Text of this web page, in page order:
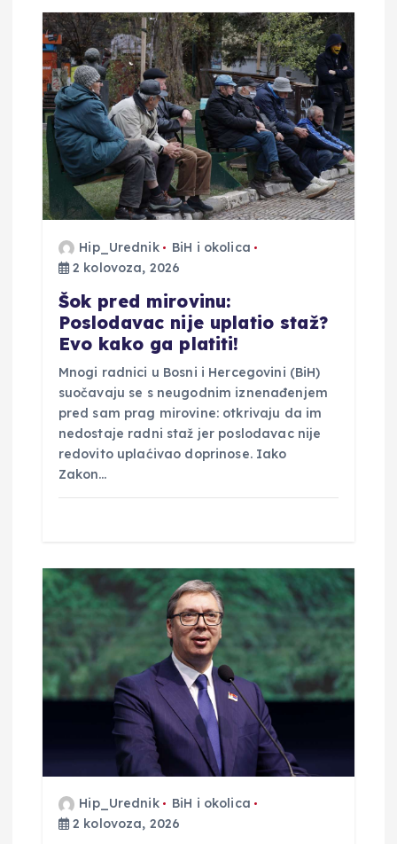
a
o
b
a
Hip_Urednik
BiH i okolica
2 kolovoza, 2026
Šok pred mirovinu:
Poslodavac nije uplatio staž?
Evo kako ga platiti!
Mnogi radnici u Bosni i Hercegovini (BiH)
suočavaju se s neugodnim iznenađenjem
pred sam prag mirovine: otkrivaju da im
nedostaje radni staž jer poslodavac nije
redovito uplaćivao doprinose. Iako
Zakon…
Hip_Urednik
BiH i okolica
2 kolovoza, 2026